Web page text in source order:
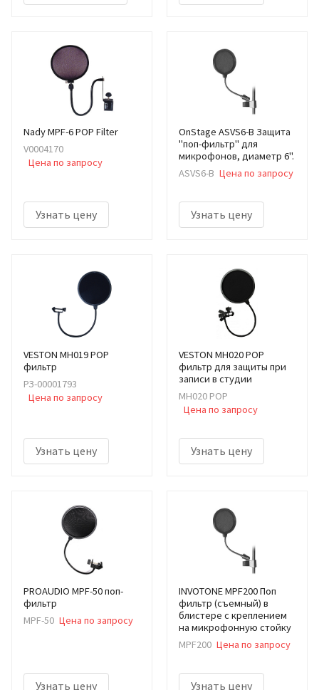
Nady MPF-6 POP Filter
V0004170
Цена по запросу
Узнать цену
OnStage ASVS6-B Защита
"поп-фильтр" для
микрофонов, диаметр 6".
ASVS6-B Цена по запросу
Узнать цену
VESTON MH019 POP
фильтр
РЗ-00001793
Цена по запросу
Узнать цену
VESTON MH020 POP
фильтр для защиты при
записи в студии
MH020 POP
Цена по запросу
Узнать цену
PROAUDIO MPF-50 поп-
фильтр
MPF-50 Цена по запросу
Узнать цену
INVOTONE MPF200 Поп
фильтр (съемный) в
блистере с креплением
на микрофонную стойку
MPF200 Цена по запросу
Узнать цену